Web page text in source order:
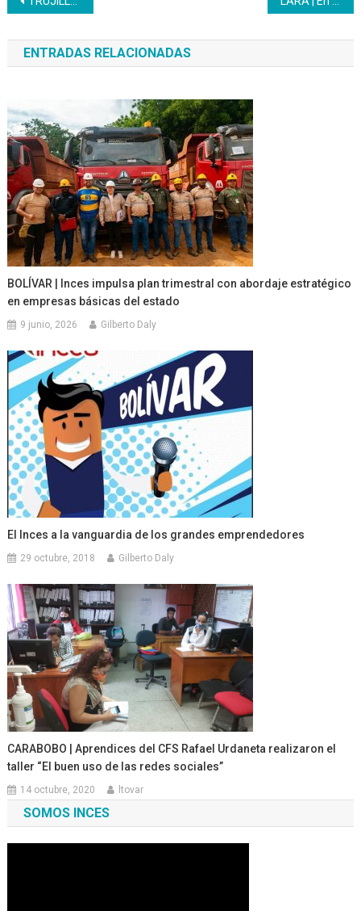
de
entradas
ENTRADAS RELACIONADAS
BOLÍVAR | Inces impulsa plan trimestral con abordaje estratégico
en empresas básicas del estado
9 junio, 2026 Gilberto Daly
El Inces a la vanguardia de los grandes emprendedores
29 octubre, 2018 Gilberto Daly
CARABOBO | Aprendices del CFS Rafael Urdaneta realizaron el
taller “El buen uso de las redes sociales”
14 octubre, 2020 ltovar
SOMOS INCES